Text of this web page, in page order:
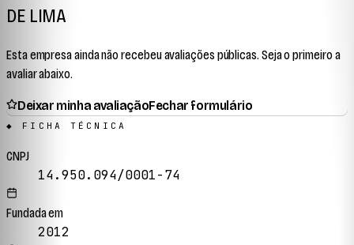
DE LIMA
Esta empresa ainda não recebeu avaliações públicas. Seja o primeiro a
avaliar abaixo.
Deixar minha avaliaçãoFechar formulário
◆ FICHA TÉCNICA
CNPJ
14.950.094/0001-74
Fundada em
2012